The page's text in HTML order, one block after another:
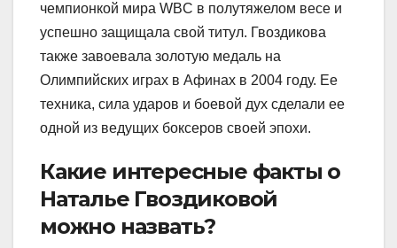
чемпионкой мира WBC в полутяжелом весе и
успешно защищала свой титул. Гвоздикова
также завоевала золотую медаль на
Олимпийских играх в Афинах в 2004 году. Ее
техника, сила ударов и боевой дух сделали ее
одной из ведущих боксеров своей эпохи.
Какие интересные факты о
Наталье Гвоздиковой
можно назвать?